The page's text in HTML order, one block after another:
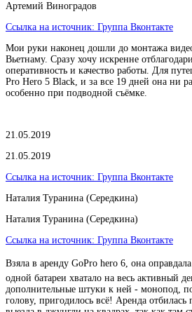
Артемий Виноградов
Ссылка на источник: Группа Вконтакте
Мои руки наконец дошли до монтажа
Вьетнаму. Сразу хочу искренне
оперативность и качество работы. Для
Pro Hero 5 Black, и за все 19 дней она ни
особенно при подводной съёмке.
21.05.2019
21.05.2019
Ссылка на источник: Группа Вконтакте
Наталия Туранина (Середкина)
Наталия Туранина (Середкина)
Ссылка на источник: Группа Вконтакте
Взяла в аренду GoPro hero 6, она
одной батареи хватало на весь активный
дополнительные штуки к ней - монопод,
голову, пригодилось всё! Аренда